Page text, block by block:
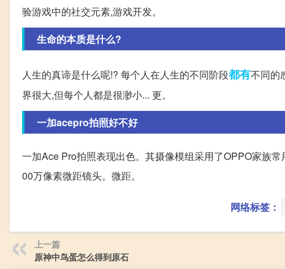
验游戏中的社交元素,游戏开发。
生命的本质是什么?
人生的真谛是什么呢!? 每个人在人生的不同阶段都有不同的
界很大,但每个人都是很渺小... 更。
一加acepro拍照好不好
一加Ace Pro拍照表现出色。其摄像模组采用了OPPO家族
00万像素微距镜头。微距。
网络标签：
上一篇
原神中鸟蛋怎么得到原石